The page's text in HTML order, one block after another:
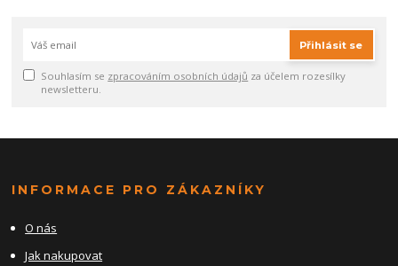
Přihlásit se
Souhlasím se zpracováním osobních údajů za účelem rozesílky
newsletteru.
INFORMACE PRO ZÁKAZNÍKY
O nás
Jak nakupovat